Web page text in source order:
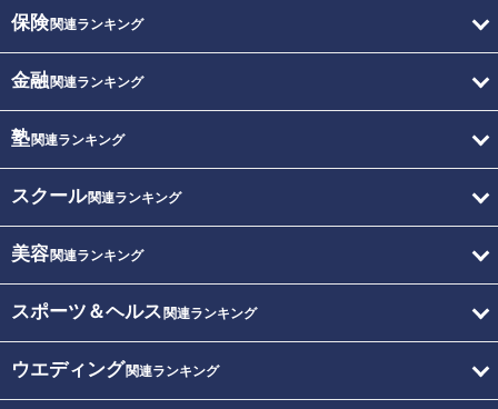
保険関連ランキング
金融関連ランキング
塾関連ランキング
スクール関連ランキング
美容関連ランキング
スポーツ＆ヘルス 関連ランキング
ウエディング関連ランキング